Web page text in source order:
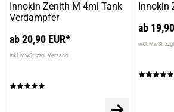
Innokin Zenith M 4ml Tank
Verdampfer
ab 20,90 EUR*
inkl. MwSt. zzgl. Versand
Innokin
ab
inkl. MwSt.